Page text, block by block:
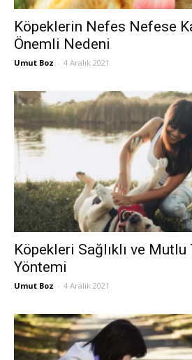
Köpeklerin Nefes Nefese
Önemli Nedeni
Umut Boz - 4 Aralık 2021
Köpekleri Sağlıklı ve Mutlu
Yöntemi
Umut Boz - 4 Aralık 2021